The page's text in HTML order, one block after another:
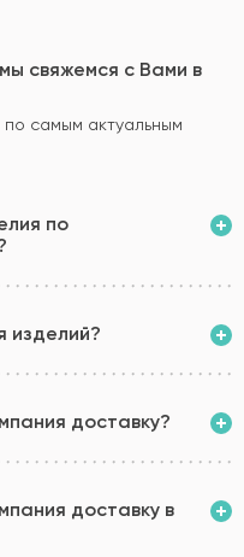
свяжемся с Вами в
самым актуальным
по
изделий?
доставку?
доставку в